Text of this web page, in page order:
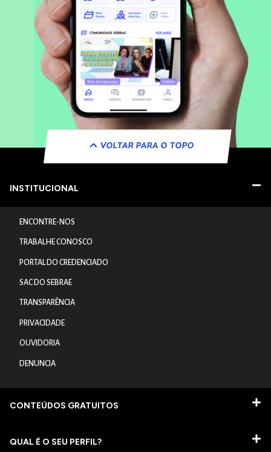
VOLTAR PARA O TOPO
INSTITUCIONAL
ENCONTRE-NOS
TRABALHE CONOSCO
PORTAL DO CREDENCIADO
SAC DO SEBRAE
TRANSPARÊNCIA
PRIVACIDADE
OUVIDORIA
DENUNCIA
CONTEÚDOS GRATUITOS
QUAL É O SEU PERFIL?